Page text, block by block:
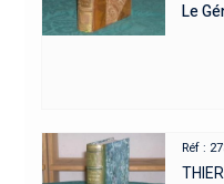
Le
Réf :